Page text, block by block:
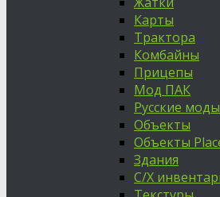
Карты
Трактора
Комбайны
Прицепы
Мод ПАК
Русские моды
Объекты
Объекты
Здания
С/Х